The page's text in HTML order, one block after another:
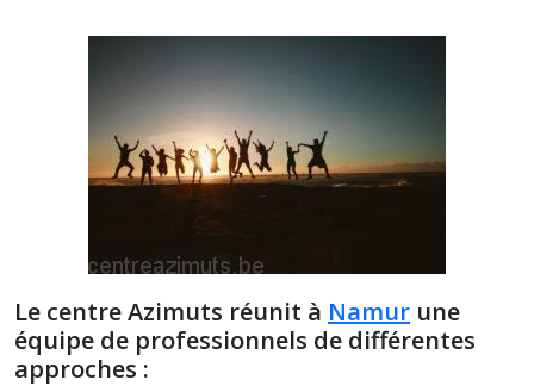
Le centre Azimuts réunit à Namur une
équipe de professionnels de différentes
approches :